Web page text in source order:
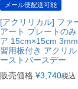
メール便配送可能
[アクリリカル] ファ
アート プレートのみ
ア 15cm×15cm
習用板付き アクリ
ーストバースデー
販売価格 ¥3,740税込